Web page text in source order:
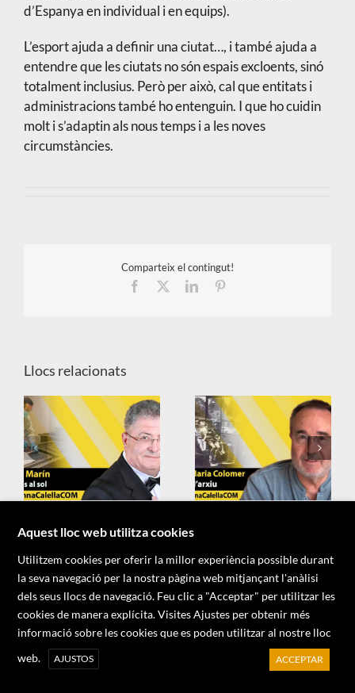
d’Espanya en individual i en equips).
L’esport ajuda a definir una ciutat…, i també ajuda a
entendre que les ciutats no són espais excloents, sinó
totalment inclusius. Però per això, cal que entitats i
administracions també ho entenguin. I que ho cuidin
molt i s’adaptin als nous temps i a les noves
circumstàncies.
Comparteix el contingut!
Facebook
LinkedIn
Llocs relacionats
Copyright 2026 - Associació d'Informadors del Maresme
Instagram
Aquest lloc web utilitza cookies
Utilitzem cookies per oferir la millor experiència possible durant
la seva navegació per la nostra pàgina web mitjançant l'anàlisi
dels seus llocs de navegació. Feu clic a "Acceptar" per utilitzar les
cookies de manera explícita. Visites Ajustes per obtenir més
informació sobre les cookies que es poden utilitzar al nostre lloc
web.
ACCEPTAR
AJUSTOS